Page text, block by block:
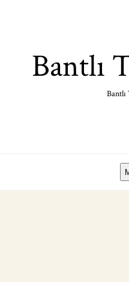
Bantlı
Bantlı